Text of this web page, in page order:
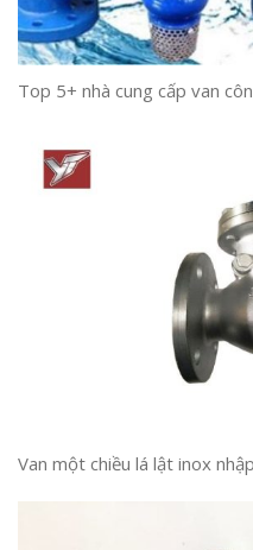
Top 5+ nhà cung cấp van
Van một chiều lá lật inox